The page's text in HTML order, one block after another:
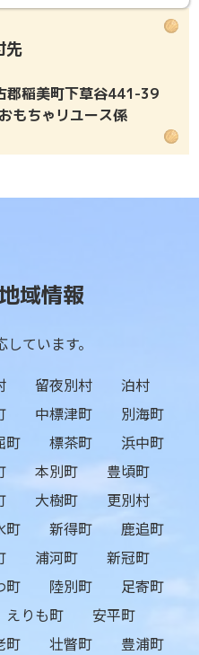
先
稲美町下草谷441-39
もちゃリユース係
域情報
ています。
留夜別村
泊村
中標津町
別海町
町 標茶町
浜中町
本別町
豊頃町
大樹町
更別村
町 新得町
鹿追町
浦河町
新冠町
町 陸別町
足寄町
えりも町
安平町
町 壮瞥町
豊浦町